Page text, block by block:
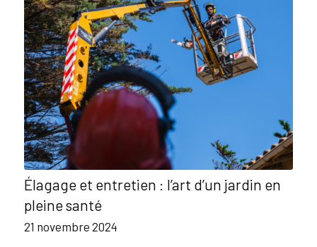
Élagage et entretien : l’art d’un jardin en
pleine santé
21 novembre 2024